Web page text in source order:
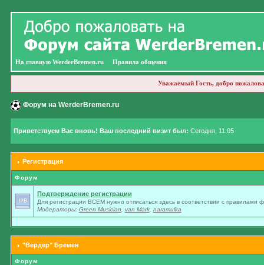
На главную WerderBremen.ru Правила общения
Уважаемый Гость, добро
Форум на WerderBremen.ru
Приветствуем Вас вновь! Ваш последний визит был: Сегодня, 11:05
Регистрация
Форум
Подтверждение регистрации
Для регистрации ВСЕМ нужно отписаться здесь в соответствии с правилами
Модераторы: Green Musician van Mark, naramulka
"Вердер" Бремен
Форум